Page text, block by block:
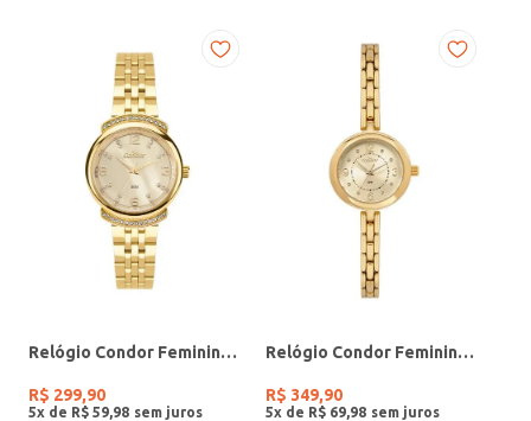
Relógio Condor Feminino DOURADO
R$ 299,90
5x de R$ 59 98
Relógio Condor Feminino DOURADO
R$ 349,90
5x de R$ 69 98